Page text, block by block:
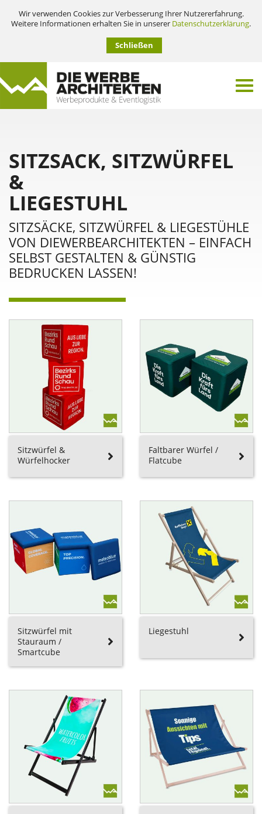
Wir verwenden Cookies zur Verbesserung Ihrer Nutzererfahrung.
Weitere Informationen erhalten Sie in unserer Datenschutzerklärung.
Schließen
SITZSACK, SITZWÜRFEL
&
LIEGESTUHL
SITZSÄCKE, SITZWÜRFEL & LIEGESTÜHLE
VON DIEWERBEARCHITEKTEN – EINFACH
SELBST GESTALTEN & GÜNSTIG
BEDRUCKEN LASSEN!
Sitzwürfel &
Würfelhocker
Faltbarer Würfel /
Flatcube
Sitzwürfel mit
Stauraum /
Smartcube
Liegestuhl